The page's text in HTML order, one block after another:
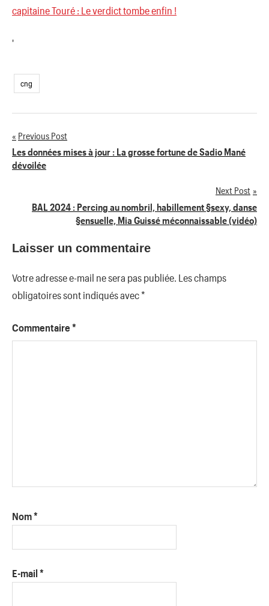
capitaine Touré : Le verdict tombe enfin !
'
cng
Navigation
de
Previous Post
Les données mises à jour : La grosse fortune de Sadio Mané
dévoilée
Next Post
BAL 2024 : Percing au nombril, habillement §sexy, danse
§ensuelle, Mia Guissé méconnaissable (vidéo)
Laisser un commentaire
Votre adresse e-mail ne sera pas publiée. Les champs
obligatoires sont indiqués avec*
Commentaire *
Nom*
E-mail *